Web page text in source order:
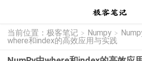
当前位置： 极客笔记 > Numpy >
where和index的高效应用与实践